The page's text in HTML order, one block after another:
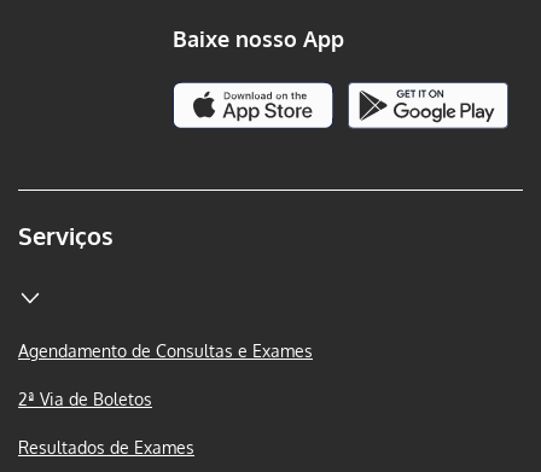
Serviços
Agendamento de Consultas e Exames
2ª Via de Boletos
Resultados de Exames
Baixe nosso App